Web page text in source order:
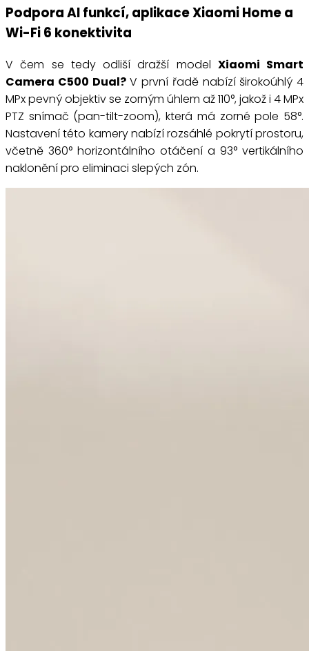
Podpora AI funkcí, aplikace Xiaomi Home a
Wi-Fi 6 konektivita
V čem se tedy odliší dražší model Xiaomi Smart
Camera C500 Dual?V první řadě nabízí širokoúhlý 4
MPx pevný objektiv se zorným úhlem až 110°, jakož i 4 MPx
PTZ snímač (pan-tilt-zoom), která má zorné pole 58°.
Nastavení této kamery nabízí rozsáhlé pokrytí prostoru,
včetně 360° horizontálního otáčení a 93° vertikálního
naklonění pro eliminaci slepých zón.